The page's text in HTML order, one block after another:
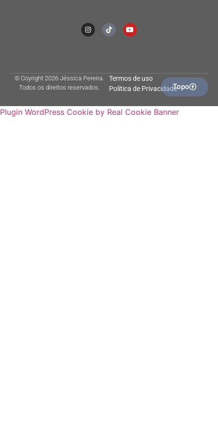
© Coyright 2026 Jéssica Pereira.
Todos os direitos reservados.
Termos de uso
Política de PrivacidadeTopo
Plugin WordPress Cookie by Real Cookie Banner